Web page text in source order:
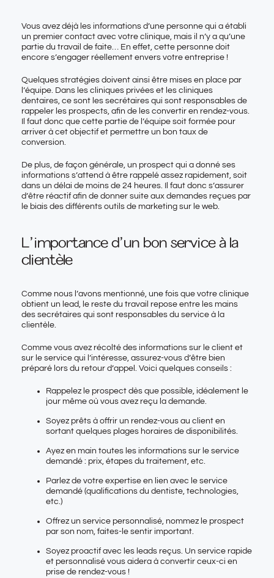
Vous avez déjà les informations d’une personne qui a établi
un premier contact avec votre clinique, mais il n’y a qu’une
partie du travail de faite… En effet, cette personne doit
encore s’engager réellement envers votre entreprise !
Quelques stratégies doivent ainsi être mises en place par
l’équipe. Dans les cliniques privées et les cliniques
dentaires, ce sont les secrétaires qui sont responsables de
rappeler les prospects, afin de les convertir en rendez-vous.
Il faut donc que cette partie de l’équipe soit formée pour
arriver à cet objectif et permettre un bon taux de
conversion.
De plus, de façon générale, un prospect qui a donné ses
informations s’attend à être rappelé assez rapidement, soit
dans un délai de moins de 24 heures. Il faut donc s’assurer
d’être réactif afin de donner suite aux demandes reçues par
le biais des différents outils de marketing sur le web.
L’importance d’un bon service à la
clientèle
Comme nous l’avons mentionné, une fois que votre clinique
obtient un lead, le reste du travail repose entre les mains
des secrétaires qui sont responsables du service à la
clientèle.
Comme vous avez récolté des informations sur le client et
sur le service qui l’intéresse, assurez-vous d’être bien
préparé lors du retour d’appel. Voici quelques conseils :
Rappelez le prospect dès que possible, idéalement le
jour même où vous avez reçu la demande.
Soyez prêts à offrir un rendez-vous au client en
sortant quelques plages horaires de disponibilités.
Ayez en main toutes les informations sur le service
demandé : prix, étapes du traitement, etc.
Parlez de votre expertise en lien avec le service
demandé (qualifications du dentiste, technologies,
etc.)
Offrez un service personnalisé, nommez le prospect
par son nom, faites-le sentir important.
Soyez proactif avec les leads reçus. Un service rapide
et personnalisé vous aidera à convertir ceux-ci en
prise de rendez-vous !